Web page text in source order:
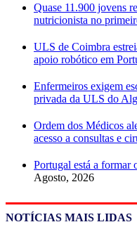
Quase 11.900 jovens
nutricionista no
ULS de Coimbra
apoio robótico em
Enfermeiros exigem
privada da ULS do
Ordem dos Médicos
acesso a consultas e
Portugal está a formar
Agosto, 2026
NOTÍCIAS MAIS LIDAS